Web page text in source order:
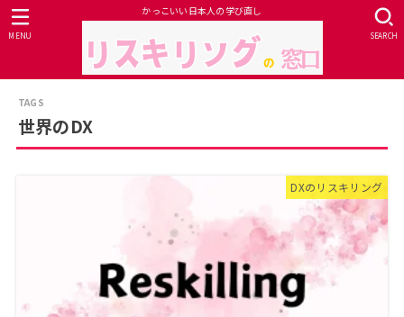
かっこいい日本人の学び直し
SEARCH
MENU
世界のDX
DXのリスキリング